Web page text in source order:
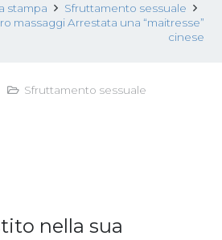
stampa
Sfruttamento sessuale
massaggi Arrestata una “maitresse”
cinese
Sfruttamento sessuale
nella sua